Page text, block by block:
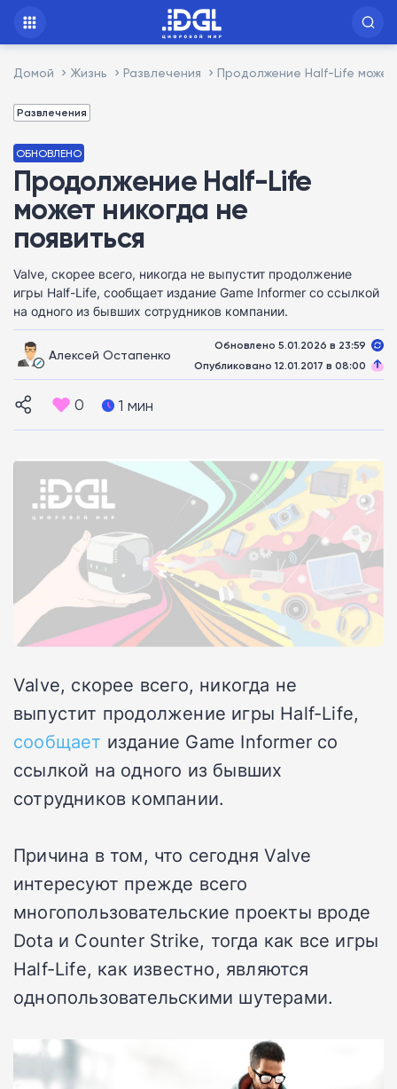
Домой Жизнь Развлечения Продолжение Half-Life может
Развлечения
ОБНОВЛЕНО
Продолжение Half-Life
может никогда не
появиться
Valve, скорее всего, никогда не выпустит продолжение
игры Half-Life, сообщает издание Game Informer со ссылкой
на одного из бывших сотрудников компании.
Алексей Остапенко
Обновлено 5.01.2026 в 23:59
Опубликовано 12.01.2017 в 08:00
0 1 мин
Valve, скорее всего, никогда не
выпустит продолжение игры Half-Life,
сообщает издание Game Informer со
ссылкой на одного из бывших
сотрудников компании.
Причина в том, что сегодня Valve
интересуют прежде всего
многопользовательские проекты вроде
Dota и Counter Strike, тогда как все игры
Half-Life, как известно, являются
однопользовательскими шутерами.